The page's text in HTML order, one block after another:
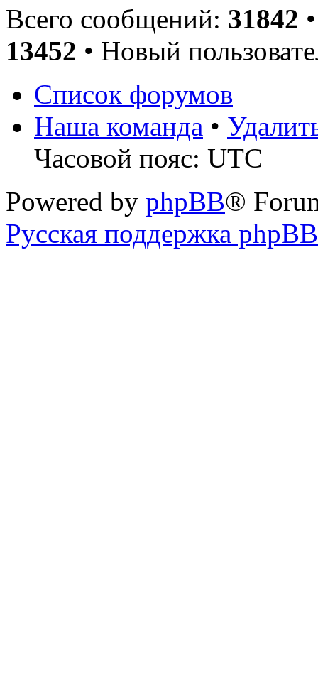
Всего сообщений: 31842
13452 • Новый
Список форумов
Наша команда •
Часовой пояс: UTC
Powered by phpBB®
Русская поддержка phpBB